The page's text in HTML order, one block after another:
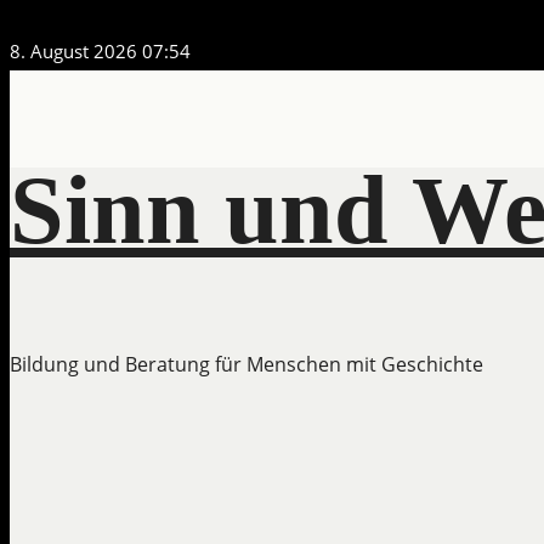
Zum
8. August 2026 07:54
Sinn und
Bildung und Beratung für Menschen mit Geschichte